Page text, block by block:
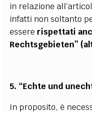
in relazione
infatti non soltanto
essere rispettati
Rechtsgebieten”
5. “Echte und
In proposito, è